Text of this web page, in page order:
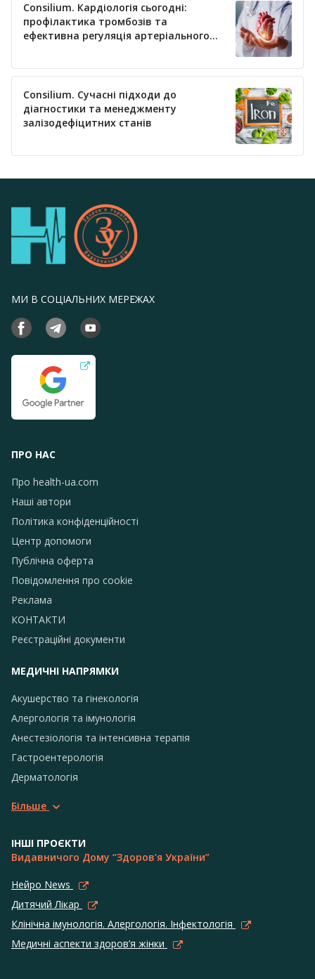
Consilium. Кардіологія сьогодні:
профілактика тромбозів та
ефективна регуляція артеріального
Consilium. Сучасні підходи до
діагностики та менеджменту
залізодефіцитних станів
МИ В СОЦІАЛЬНИХ МЕРЕЖАХ
ПРО НАС
Про health-ua.com
Наші автори
Політика конфіденційності
Центр допомоги
Публічна оферта
Повідомлення про сookie
Реклама
КОНТАКТИ
Реєстраційні документи
МЕДИЧНІ НАПРЯМКИ
Акушерство та гінекологія
Алергологія та імунологія
Анестезіологія та інтенсивна терапія
Гастроентерологія
Дерматологія
Більше
ІНШІ ПРОЄКТИ
Видавничого Дому “Здоров’я України”
Нейро News
Дитячий Лікар
Клінічна імунологія. Алергологія. Інфектологія
Медичні аспекти здоров’я жінки